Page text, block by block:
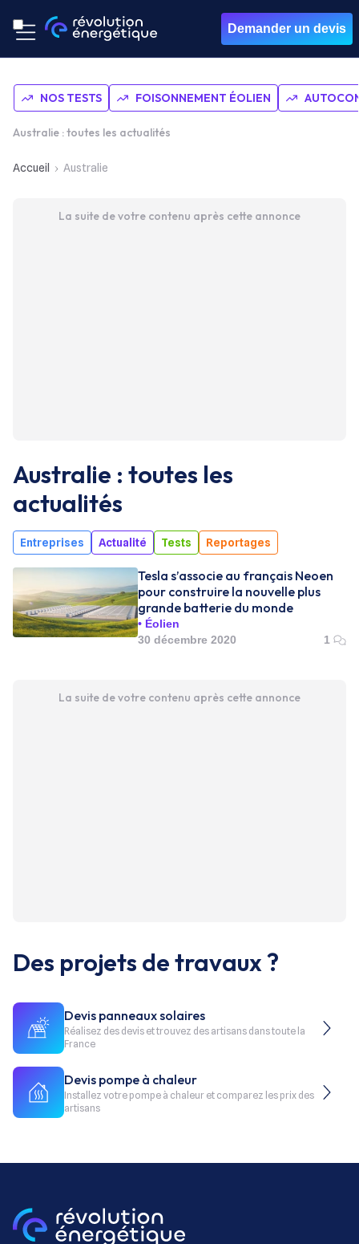
Demander un devis
NOS TESTS FOISONNEMENT ÉOLIEN
Australie : toutes les actualités
Accueil Australie
La suite de votre contenu après cette annonce
Australie : toutes les
actualités
Entreprises Actualité Tests Reportages
Tesla s’associe au français Neoen
pour construire la nouvelle plus
grande batterie du monde
Éolien
30 décembre 2020
1
La suite de votre contenu après cette annonce
Des projets de travaux ?
Devis panneaux solaires
Réalisez des devis et trouvez des artisans dans toute la
France
Devis pompe à chaleur
Installez votre pompe à chaleur et comparez les prix des
artisans